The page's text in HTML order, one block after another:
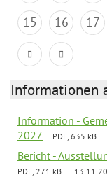
15
16 17
Informationen
Information -
2027
PDF, 635 kB
Bericht -
PDF, 271 kB